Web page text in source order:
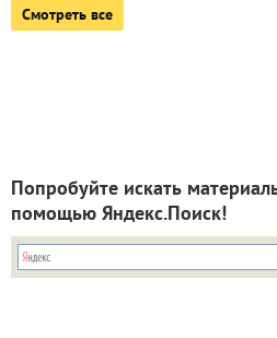
Смотреть все
Попробуйте искать
помощью Яндекс.Поиск!